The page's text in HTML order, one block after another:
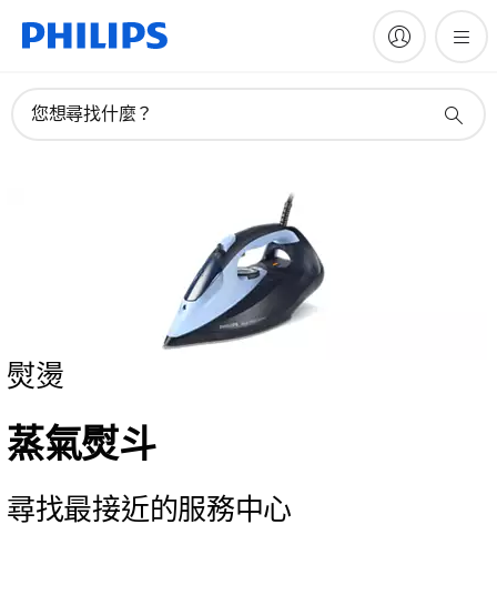
您想尋找什麼？
熨燙
蒸氣熨斗
尋找最接近的服務中心